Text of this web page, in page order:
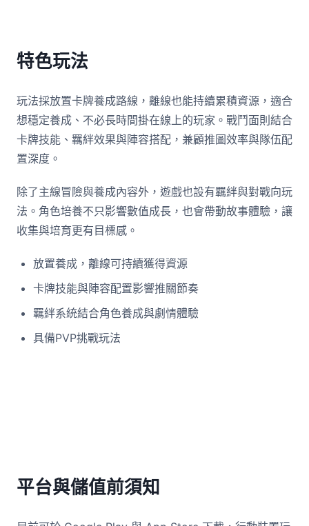
特色玩法
玩法採放置卡牌養成路線，離線也能持續累積資源，適合
想穩定養成、不必長時間掛在線上的玩家。戰鬥面則結合
卡牌技能、羈絆效果與陣容搭配，兼顧推圖效率與隊伍配
置深度。
除了主線冒險與養成內容外，遊戲也設有羈絆與對戰向玩
法。角色培養不只影響數值成長，也會帶動故事體驗，讓
收集與培育更有目標感。
放置養成，離線可持續獲得資源
卡牌技能與陣容配置影響推關節奏
羈絆系統結合角色養成與劇情體驗
具備PVP挑戰玩法
平台與儲值前須知